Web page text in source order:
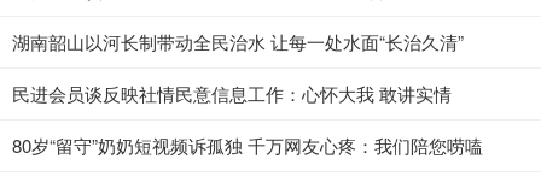
湖南韶山以河长制带动全民治水 让每一处水面“长治久清”
民进会员谈反映社情民意信息工作：心怀大我 敢讲实情
80岁“留守”奶奶短视频诉孤独 千万网友心疼：我们陪您唠嗑